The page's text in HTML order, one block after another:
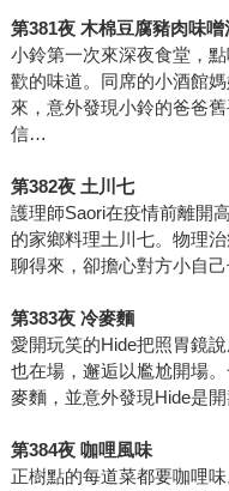
第381夜 木棉豆腐豬肉味噌
小鈴第一次來深夜食堂，
歡的味道。同席的小酒館
來，意外發現小鈴的爸爸
信…
第382夜 土川七
護理師Saori在疫情前離開
的家鄉料理土川七。物理
聊得來，卻擔心對方小自
第383夜 冷麥麵
愛開玩笑的Hide把照胃鏡
也在場，邂逅以尷尬開場
麥麵，並意外發現Hide是
第384夜 咖哩風味
正樹點的每道菜都要咖哩